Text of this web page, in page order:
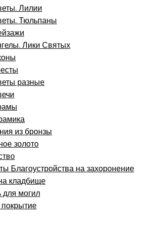
Лилии
Тюльпаны
Лики Святых
разные
из бронзы
золото
Благоустройства на захоронение
кладбище
могил